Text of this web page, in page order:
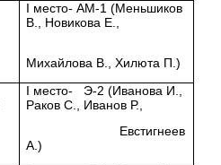
I место- АМ-1 (Меньшиков
В., Новикова Е.,
Михайлова В., Хилюта П.)
I место- Э-2 (Иванова И.,
Раков С., Иванов Р.,
Евстигнеев
А.)